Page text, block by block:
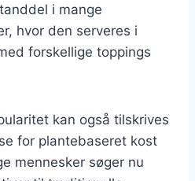
i mange
hvor den serveres i
forskellige toppings
kan også tilskrives
for plantebaseret kost
mennesker søger nu